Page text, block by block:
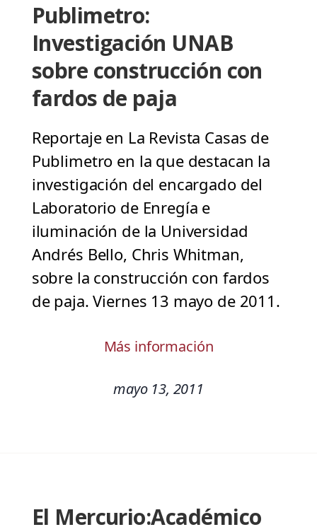
Publimetro:
Investigación UNAB
sobre construcción con
fardos de paja
Reportaje en La Revista Casas de
Publimetro en la que destacan la
investigación del encargado del
Laboratorio de Enregía e
iluminación de la Universidad
Andrés Bello, Chris Whitman,
sobre la construcción con fardos
de paja. Viernes 13 mayo de 2011.
Más información
mayo 13, 2011
El Mercurio:Académico